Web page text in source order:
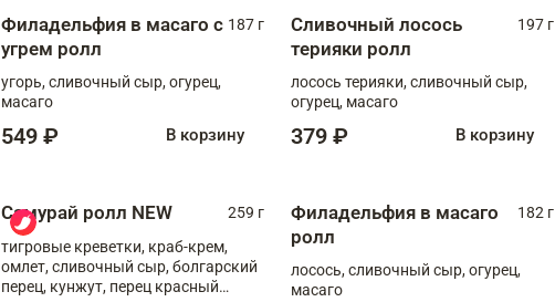
Филадельфия в масаго с
угрем ролл
187 г
угорь, сливочный сыр, огурец,
масаго
549 ₽ В корзину
Сливочный лосось
терияки ролл
197 г
лосось терияки, сливочный сыр,
огурец, масаго
379 ₽ В корзину
Самурай ролл NEW
259 г
тигровые креветки, краб-крем,
омлет, сливочный сыр, болгарский
перец, кунжут, перец красный
Филадельфия в масаго
ролл
182 г
лосось, сливочный сыр, огурец,
масаго